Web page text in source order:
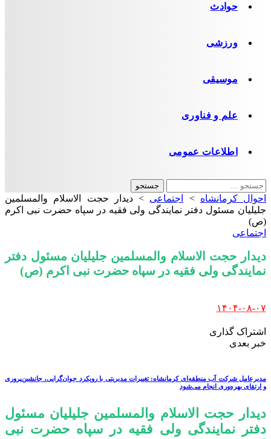
حوادث
ورزشی
موسیقی
علم و فناوری
اطلاعات عمومی
جستجو
برای:
احوال کرمانشاه > اجتماعی >دیدار حجت الاسلام والمسلمین
جلیلیان مسئول دفتر نمایندگی ولی فقیه در سپاه حضرت نبی اکرم
(ص)
اجتماعی
دیدار حجت الاسلام والمسلمین جلیلیان مسئول دفتر
نمایندگی ولی فقیه در سپاه حضرت نبی اکرم (ص)
by
۱۴۰۴-۰۸-۰۷
اشتراک گذاری
خبر بعدی
مدیرعامل شرکت آب منطقه‌ای کرمانشاه: تغییرات مدیریتی با رویکرد جوان‌گرایی، جانشین‌پروری
و ارتقای بهره‌وری انجام می‌شود
دیدار حجت الاسلام والمسلمین جلیلیان مسئول
دفتر نمایندگی ولی فقیه در سپاه حضرت نبی